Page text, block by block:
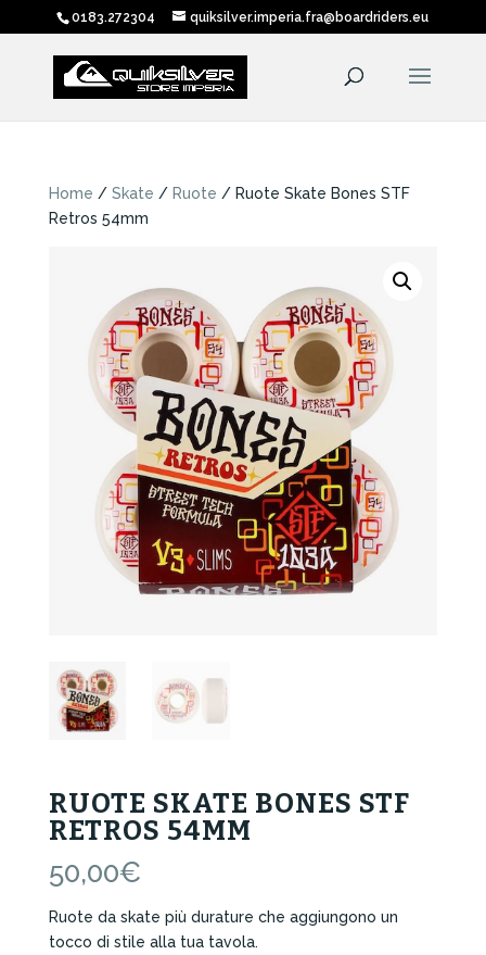
0183.272304 quiksilver.imperia.fra@boardriders.eu
Home / Skate / Ruote / Ruote Skate Bones STF
Retros 54mm
RUOTE SKATE BONES STF
RETROS 54MM
50,00€
Ruote da skate più durature che aggiungono un
tocco di stile alla tua tavola.